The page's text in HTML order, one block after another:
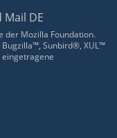
DE
der Mozilla Foundation.
Sunbird®, XUL™
eingetragene